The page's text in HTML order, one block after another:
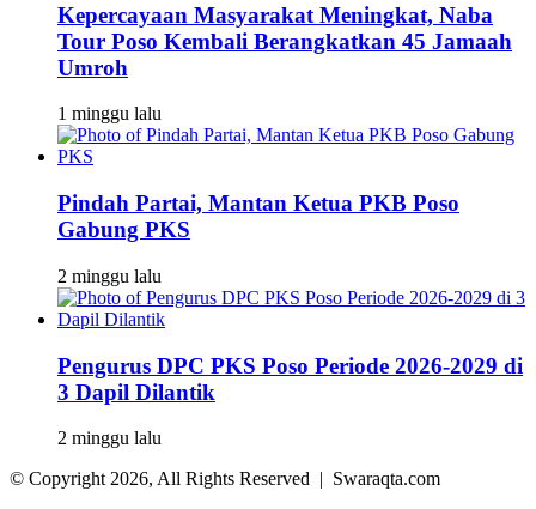
Kepercayaan Masyarakat Meningkat, Naba
Tour Poso Kembali Berangkatkan 45 Jamaah
Umroh
1 minggu lalu
Pindah Partai, Mantan Ketua PKB Poso
Gabung PKS
2 minggu lalu
Pengurus DPC PKS Poso Periode 2026-2029 di
3 Dapil Dilantik
2 minggu lalu
© Copyright 2026, All Rights Reserved | Swaraqta.com